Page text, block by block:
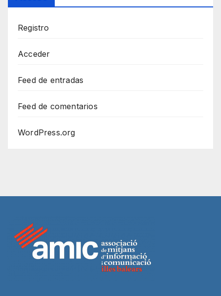
Registro
Acceder
Feed de entradas
Feed de comentarios
WordPress.org